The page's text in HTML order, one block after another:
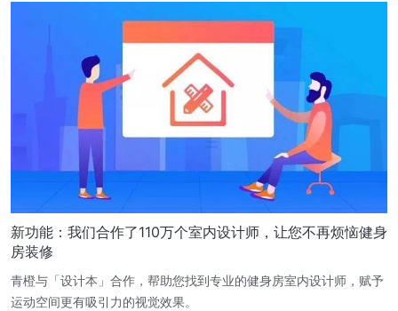
新功能：我们合作了110万个室内设计师，让您不再烦恼健身
房装修
青橙与「设计本」合作，帮助您找到专业的健身房室内设计师，赋予
运动空间更有吸引力的视觉效果。